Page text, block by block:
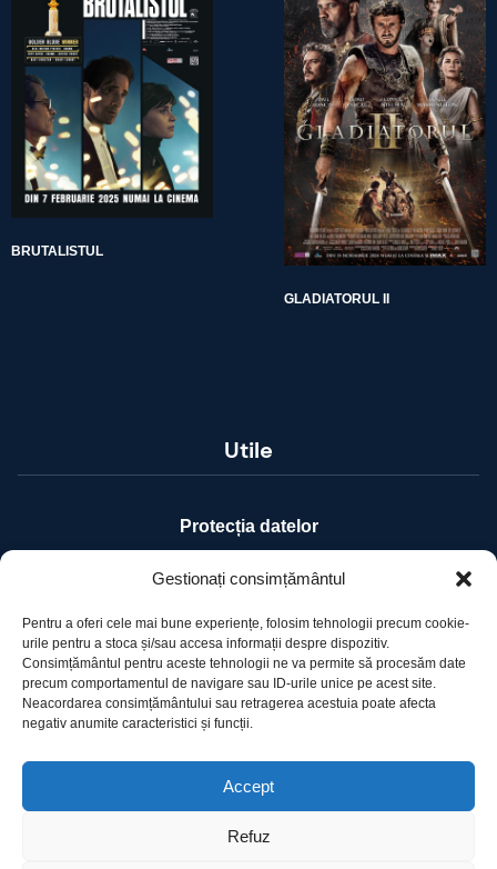
Gestionați consimțământul
Pentru a oferi cele mai bune experiențe, folosim tehnologii precum cookie-
urile pentru a stoca și/sau accesa informații despre dispozitiv.
Consimțământul pentru aceste tehnologii ne va permite să procesăm date
precum comportamentul de navigare sau ID-urile unice pe acest site.
Neacordarea consimțământului sau retragerea acestuia poate afecta
negativ anumite caracteristici și funcții.
Accept
Refuz
BRUTALISTUL
GLADIATORUL II
Utile
Protecția datelor
Declarație cookie-uri
Contact
Ro Image SRL
Strada Mihai Eminescu, nr. 142, et.7, ap. 23,
office@roimage.ro